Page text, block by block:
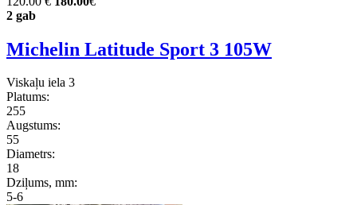
2 gab
Michelin Latitude Sport 3 105W
Viskaļu iela 3
Platums:
255
Augstums:
55
Diametrs:
18
Dziļums, mm:
5-6